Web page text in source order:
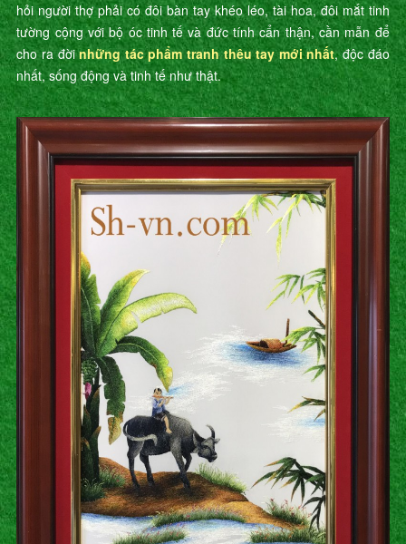
hỏi người thợ phải có đôi bàn tay khéo léo, tài hoa, đôi mắt tinh
tường cộng với bộ óc tinh tế và đức tính cẩn thận, cần mẫn để
cho ra đờinhững tác phẩm tranh thêu tay mới nhất, độc đáo
nhất, sống động và tinh tế như thật.